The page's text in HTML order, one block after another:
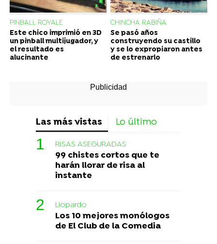
PINBALL ROYALE
Este chico imprimió en 3D
un pinball multijugador, y
el resultado es
alucinante
CHINCHA RABIÑA
Se pasó años
construyendo su castillo
y se lo expropiaron antes
de estrenarlo
Las más vistas Lo último
RISAS ASEGURADAS
99 chistes cortos que te
harán llorar de risa al
instante
Liopardo
Los 10 mejores monólogos
de El Club de la Comedia